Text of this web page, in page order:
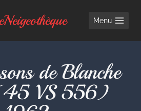
Menu
de Blanche
VS 556)